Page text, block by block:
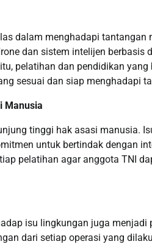
dalam menghadapi
dan sistem intelijen
pelatihan dan pendidikan
sesuai dan siap menghadapi
Manusia
tinggi hak asasi manusia.
untuk bertindak dengan
pelatihan agar anggota TNI
isu lingkungan juga
dari setiap operasi yang